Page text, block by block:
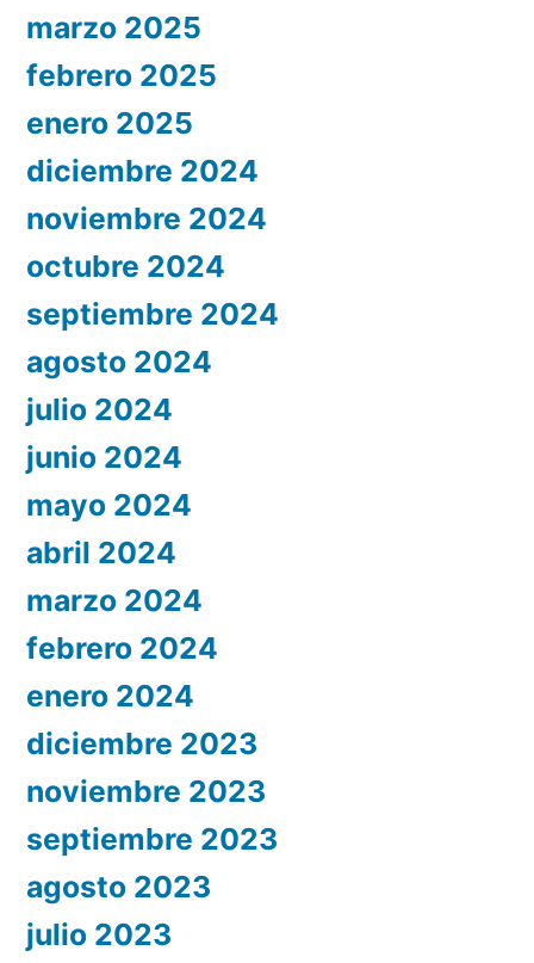
marzo 2025
febrero 2025
enero 2025
diciembre 2024
noviembre 2024
octubre 2024
septiembre 2024
agosto 2024
julio 2024
junio 2024
mayo 2024
abril 2024
marzo 2024
febrero 2024
enero 2024
diciembre 2023
noviembre 2023
septiembre 2023
agosto 2023
julio 2023